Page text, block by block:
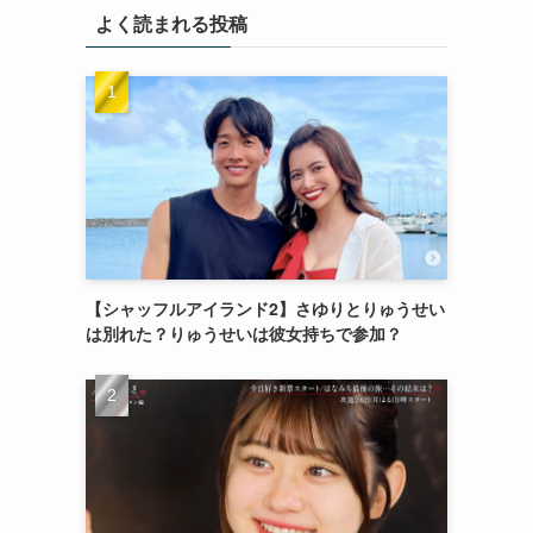
よく読まれる投稿
【シャッフルアイランド2】さゆりとりゅうせい
は別れた？りゅうせいは彼女持ちで参加？